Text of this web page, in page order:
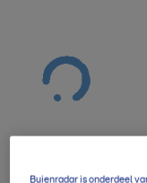
Buienradar is onderdeel